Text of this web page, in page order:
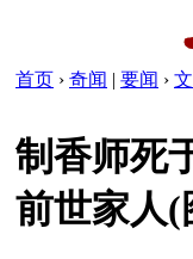
首页 › 奇闻 | 要闻 ›
制香师死
前世家人(